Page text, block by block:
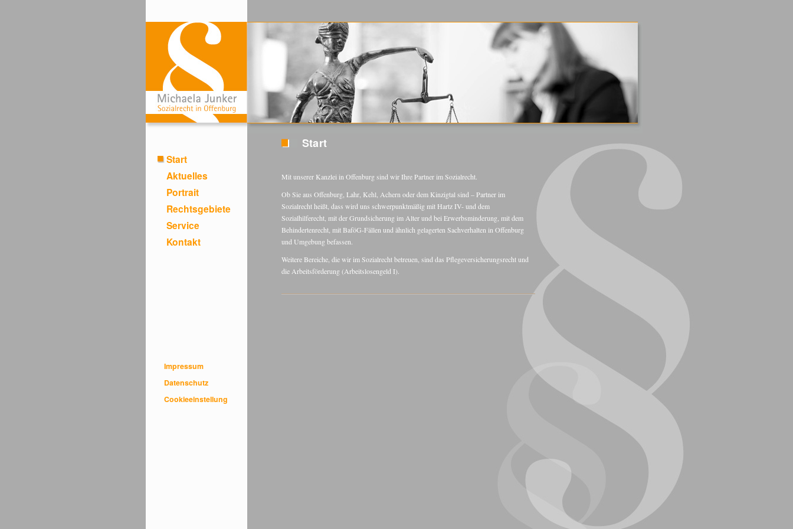
Start
Mit unserer Kanzlei in Offenburg sind wir Ihre Partner im Sozialrecht.
Ob Sie aus Offenburg, Lahr, Kehl, Achern oder dem Kinzigtal sind – Partner im
Sozialrecht heißt, dass wird uns schwerpunktmäßig mit Hartz IV- und dem
Sozialhilferecht, mit der Grundsicherung im Alter und bei Erwerbsminderung, mit dem
Behindertenrecht, mit BaföG-Fällen und ähnlich gelagerten Sachverhalten in Offenburg
und Umgebung befassen.
Weitere Bereiche, die wir im Sozialrecht betreuen, sind das Pflegeversicherungsrecht und
die Arbeitsförderung (Arbeitslosengeld I).
Start
Aktuelles
Portrait
Rechtsgebiete
Service
Kontakt
Impressum
Datenschutz
Cookieeinstellung